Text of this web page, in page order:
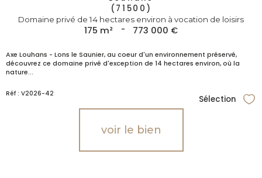
(71500)
Domaine privé de 14 hectares environ à vocation de loisirs
175 m² - 773 000 €
Axe Louhans - Lons le Saunier, au coeur d'un environnement préservé,
découvrez ce domaine privé d'exception de 14 hectares environ, où la
nature...
Réf : V2026-42
Sélection
voir le bien